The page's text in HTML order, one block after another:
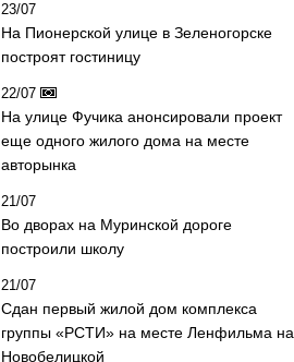
23/07
На Пионерской улице в Зеленогорске
построят гостиницу
22/07
На улице Фучика анонсировали проект
еще одного жилого дома на месте
авторынка
21/07
Во дворах на Муринской дороге
построили школу
21/07
Сдан первый жилой дом комплекса
группы «РСТИ» на месте Ленфильма на
Новобелицкой